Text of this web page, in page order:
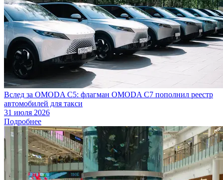
Вслед за OMODA C5: флагман OMODA C7 пополнил реестр
автомобилей для такси
31 июля 2026
Подробнее